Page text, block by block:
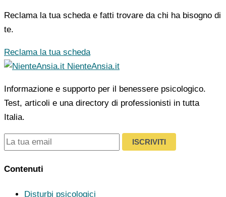
Reclama la tua scheda e fatti trovare da chi ha bisogno di
te.
Reclama la tua scheda
NienteAnsia.it
Informazione e supporto per il benessere psicologico.
Test, articoli e una directory di professionisti in tutta
Italia.
ISCRIVITI
Contenuti
Disturbi psicologici